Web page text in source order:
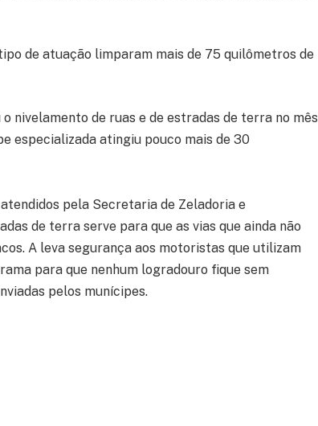
de atuação limparam mais de 75 quilômetros de
nivelamento de ruas e de estradas de terra no mês
especializada atingiu pouco mais de 30
pela Secretaria de Zeladoria e
de terra serve para que as vias que ainda não
A leva segurança aos motoristas que utilizam
para que nenhum logradouro fique sem
pelos munícipes.